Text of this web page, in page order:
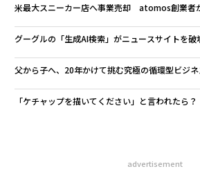
米最大スニーカー店へ事業売却 atomos創業者
グーグルの「生成AI検索」がニュースサイトを破
父から子へ、20年かけて挑む究極の循環型ビジネ
「ケチャップを描いてください」と言われたら
advertisement